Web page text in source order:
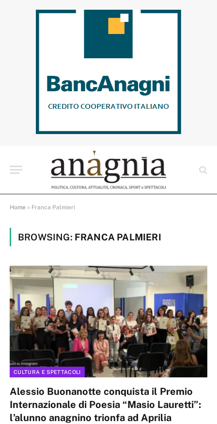
Home » Franca Palmieri
BROWSING: FRANCA PALMIERI
CULTURA E SPETTACOLI
Alessio Buonanotte conquista il Premio
Internazionale di Poesia “Masio Lauretti”:
l’alunno anagnino trionfa ad Aprilia